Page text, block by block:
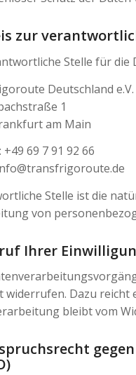
zur
Stelle für
Deutschland e.V.
1
am Main
69 7 91 92 66
Stelle ist die
von
Ihrer
widerrufen. Dazu
bleibt vom